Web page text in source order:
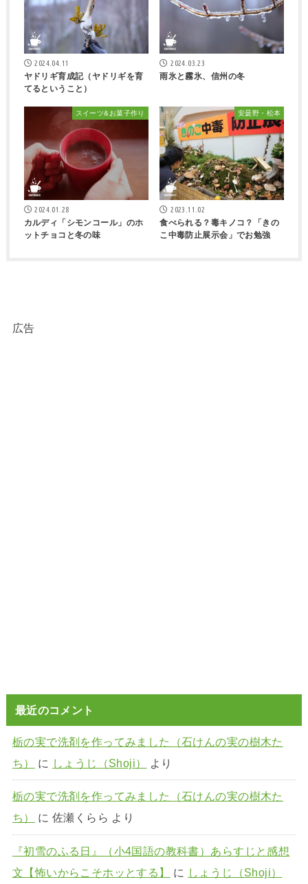
2024.04.11
ヤドリギ育成記（ヤドリギを育
てるということ）
2024.03.23
雨氷と霧氷、信州の冬
スイーツ&お菓子作り
2024.01.28
カルディ「シモンコール」のホ
ットチョコと冬の味
安曇野・松本
2023.11.02
食べられる？毒キノコ？「きの
こ中毒防止展示会」でお勉強
広告
最近のコメント
栃の実で洗剤を作ってみました（石けんの実の樹木た
ち）
に しょうじ（Shoji） より
栃の実で洗剤を作ってみました（石けんの実の樹木た
ち）
に 佐瀬くらら より
『初雪のふる日』（小4国語の教科書）あらすじと感想
文【怖いからこそホッとする】
に しょうじ（Shoji）